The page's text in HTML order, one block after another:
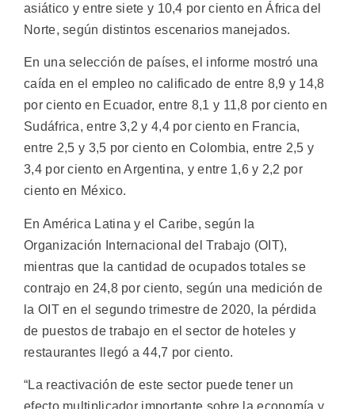
asiático y entre siete y 10,4 por ciento en África del
Norte, según distintos escenarios manejados.
En una selección de países, el informe mostró una
caída en el empleo no calificado de entre 8,9 y 14,8
por ciento en Ecuador, entre 8,1 y 11,8 por ciento en
Sudáfrica, entre 3,2 y 4,4 por ciento en Francia,
entre 2,5 y 3,5 por ciento en Colombia, entre 2,5 y
3,4 por ciento en Argentina, y entre 1,6 y 2,2 por
ciento en México.
En América Latina y el Caribe, según la
Organización Internacional del Trabajo (OIT),
mientras que la cantidad de ocupados totales se
contrajo en 24,8 por ciento, según una medición de
la OIT en el segundo trimestre de 2020, la pérdida
de puestos de trabajo en el sector de hoteles y
restaurantes llegó a 44,7 por ciento.
“La reactivación de este sector puede tener un